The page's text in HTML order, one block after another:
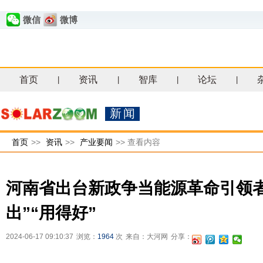
微信 微博
首页 资讯 智库 论坛
新闻
首页 >> 资讯 >> 产业要闻 >> 查看内容
河南省出台新政争当能源革命引领
出”“用得好”
2024-06-17 09:10:37 浏览： 1964 次 来自：大河网 分享：